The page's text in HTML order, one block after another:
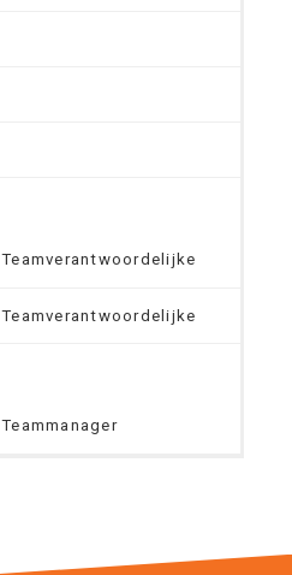
Teamverantwoordelijke
Teamverantwoordelijke
Teammanager